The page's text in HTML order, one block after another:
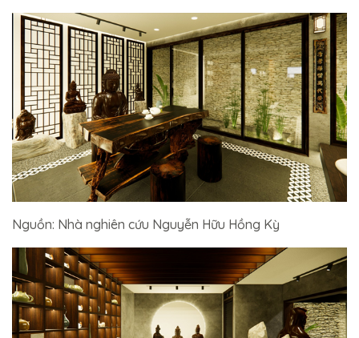
Nguồn: Nhà nghiên cứu Nguyễn Hữu Hồng Kỳ